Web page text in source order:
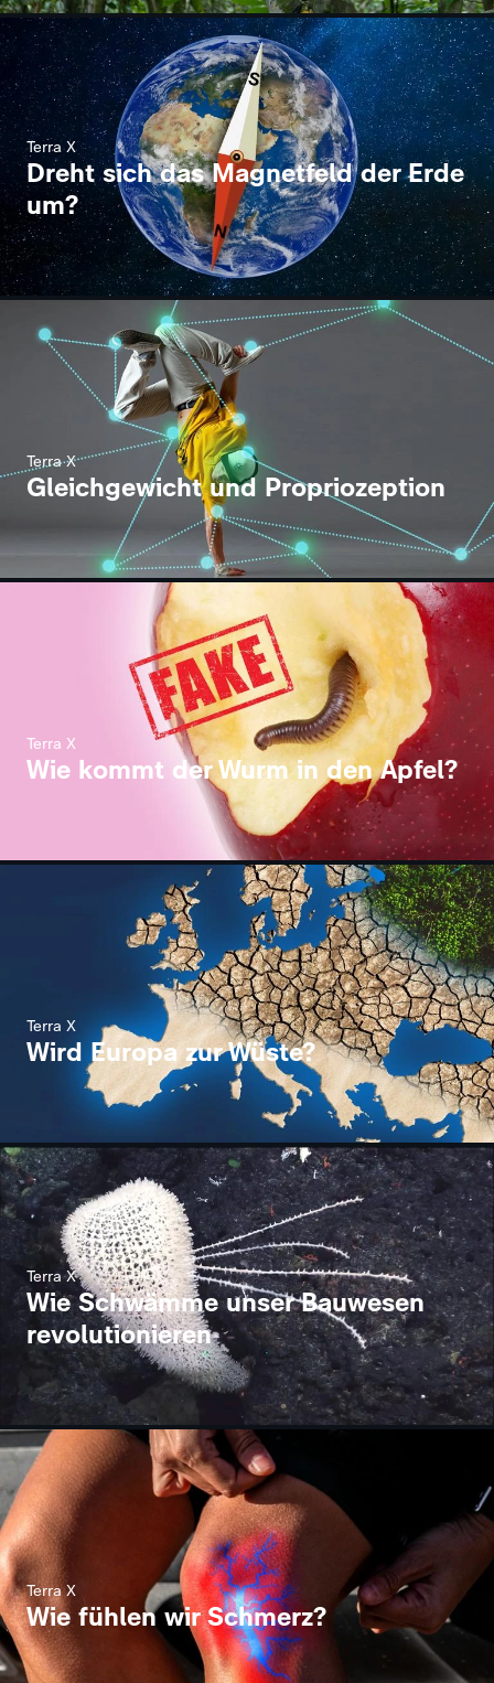
Terra X
Dreht sich das Magnetfeld der Erde
um?
Terra X
Gleichgewicht und Propriozeption
Terra X
Wie kommt der Wurm in den Apfel?
Terra X
Wird Europa zur Wüste?
Terra X
Wie Schwämme unser Bauwesen
revolutionieren
Terra X
Wie fühlen wir Schmerz?